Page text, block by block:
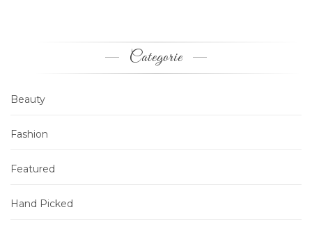
Categorie
Beauty
Fashion
Featured
Hand Picked